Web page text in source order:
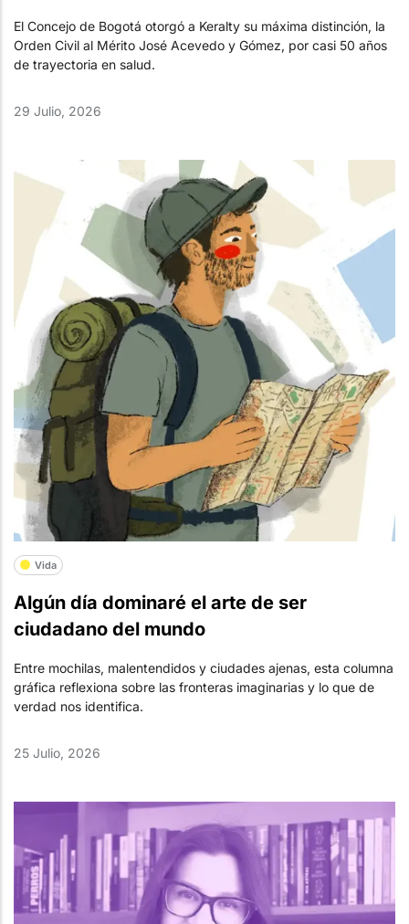
El Concejo de Bogotá otorgó a Keralty su máxima distinción, la
Orden Civil al Mérito José Acevedo y Gómez, por casi 50 años
de trayectoria en salud.
29 Julio, 2026
Vida
Algún día dominaré el arte de ser
ciudadano del mundo
Entre mochilas, malentendidos y ciudades ajenas, esta columna
gráfica reflexiona sobre las fronteras imaginarias y lo que de
verdad nos identifica.
25 Julio, 2026